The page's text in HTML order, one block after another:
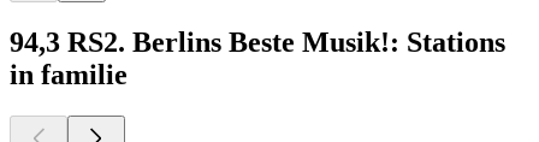
94,3 RS2. Berlins Beste Musik!: Stations
in familie